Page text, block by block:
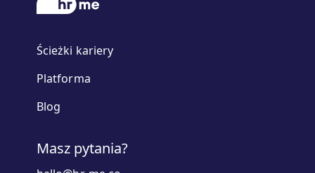
Ścieżki kariery
Platforma
Blog
Masz pytania?